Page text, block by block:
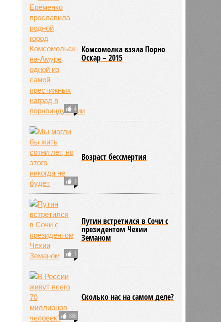
4
Комсомолка взяла Порно
Оскар – 2015
3
Возраст бессмертия
1
Путин встретился в Сочи с
президентом Чехии
Земаном
888
Сколько нас на самом деле?